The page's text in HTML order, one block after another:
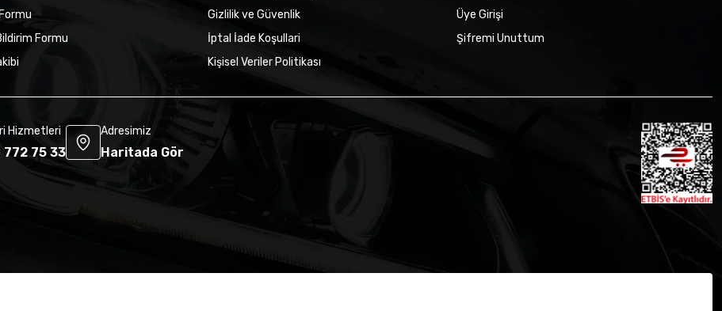
Formu
Gizlilik ve Güvenlik
İptal İade Koşullari
Kişisel Veriler Politikası
Üye Girişi
Şifremi Unuttum
Hizmetleri
772 75 33
Adresimiz
Haritada Gör